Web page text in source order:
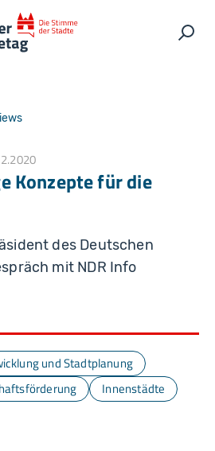
Konzepte für die
des Deutschen
mit NDR Info
und Stadtplanung
Innenstädte